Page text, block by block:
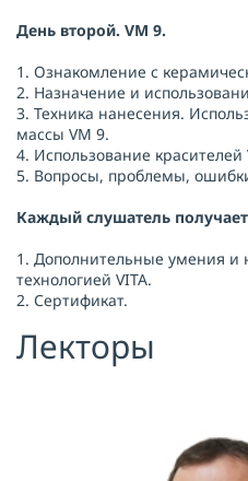
День второй. VM 9.
1. Ознакомление с
2. Назначение и
3. Техника нанесения.
массы VM 9.
4. Использование красителей
5. Вопросы, проблемы,
Каждый слушатель
1. Дополнительные умения и
технологией VITA.
2. Сертификат.
Лекторы